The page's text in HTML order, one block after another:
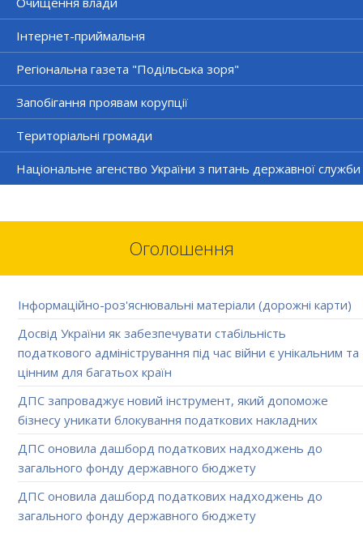
Інтернет-приймальня
Регіональна газета "Подільська зоря"
Запобігання проявам корупції
Територіальні громади
Національне агенство України з питань державної служби
Оголошення
Інформаційно-роз'яснювальні матеріали (дорожні карти)
Досвід України як забезпечувати стабільність
податкового адміністрування під час війни є унікальним та
цінним для багатьох країн
ДПС запроваджує новий інструмент, який допоможе
бізнесу уникати блокування податкових накладних
ДПС оновила дашборд податкових надходжень до
загального фонду державного бюджету
ДПС оновила дашборд податкових надходжень до
загального фонду державного бюджету